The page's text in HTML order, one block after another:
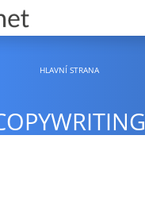
HLAVNÍ STRANA